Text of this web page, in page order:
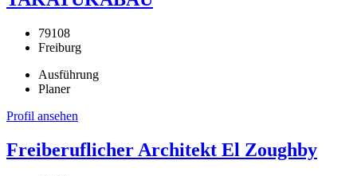
79108
Freiburg
Ausführung
Planer
Profil ansehen
Freiberuflicher Architekt El Zoughby